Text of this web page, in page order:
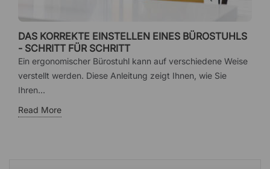
DAS KORREKTE EINSTELLEN EINES BÜROSTUHLS
- SCHRITT FÜR SCHRITT
Ein ergonomischer Bürostuhl kann auf verschiedene Weise
verstellt werden. Diese Anleitung zeigt Ihnen, wie Sie
Ihren...
Read More